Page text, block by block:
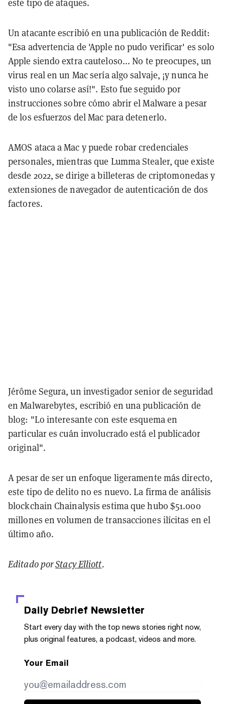
este tipo de ataques.
Un atacante escribió en una publicación de Reddit:
"Esa advertencia de 'Apple no pudo verificar' es solo
Apple siendo extra cauteloso... No te preocupes, un
virus real en un Mac sería algo salvaje, ¡y nunca he
visto uno colarse así!". Esto fue seguido por
instrucciones sobre cómo abrir el Malware a pesar
de los esfuerzos del Mac para detenerlo.
AMOS ataca a Mac y puede robar credenciales
personales, mientras que Lumma Stealer, que existe
desde 2022, se dirige a billeteras de criptomonedas y
extensiones de navegador de autenticación de dos
factores.
Jérôme Segura, un investigador senior de seguridad
en Malwarebytes, escribió en una publicación de
blog: "Lo interesante con este esquema en
particular es cuán involucrado está el publicador
original".
A pesar de ser un enfoque ligeramente más directo,
este tipo de delito no es nuevo. La firma de análisis
blockchain Chainalysis estima que hubo $51.000
millones en volumen de transacciones ilícitas en el
último año.
Editado porStacy Elliott.
Daily Debrief Newsletter
Start every day with the top news stories right now,
plus original features, a podcast, videos and more.
Your Email